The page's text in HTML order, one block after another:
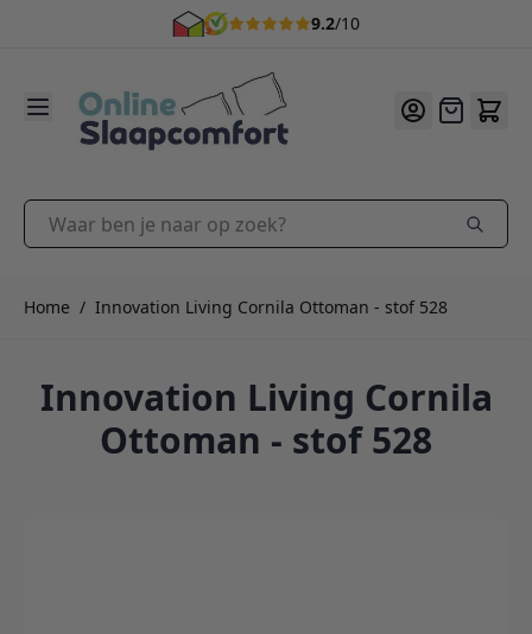
9.2/10
Offerte
Waar ben je naar op zoek?
Home / Innovation Living Cornila Ottoman - stof 528
Innovation Living Cornila
Ottoman - stof 528